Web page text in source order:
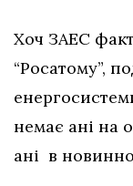
Хоч ЗАЕС
“Росатому”,
немає ані на
ані в